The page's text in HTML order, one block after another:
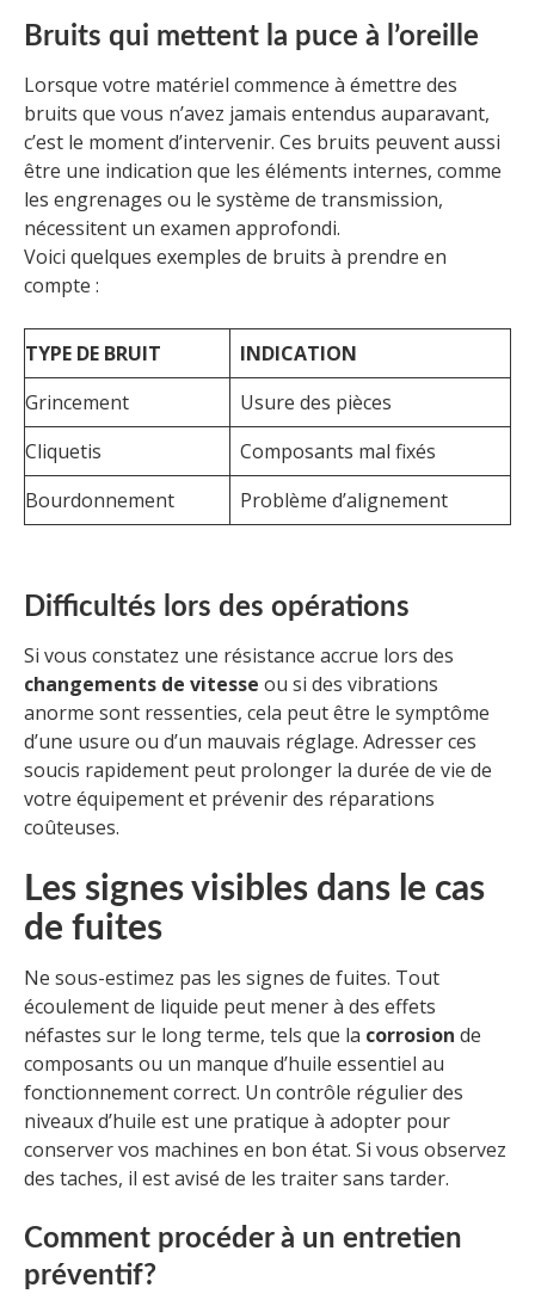
Bruits qui mettent la puce à l’oreille
Lorsque votre matériel commence à émettre des
bruits que vous n’avez jamais entendus auparavant,
c’est le moment d’intervenir. Ces bruits peuvent aussi
être une indication que les éléments internes, comme
les engrenages ou le système de transmission,
nécessitent un examen approfondi.
Voici quelques exemples de bruits à prendre en
compte :
TYPE DE BRUIT
INDICATION
Grincement
Usure des pièces
Cliquetis
Composants mal fixés
Bourdonnement
Problème d’alignement
Difficultés lors des opérations
Si vous constatez une résistance accrue lors des
changements de vitesse ou si des vibrations
anorme sont ressenties, cela peut être le symptôme
d’une usure ou d’un mauvais réglage. Adresser ces
soucis rapidement peut prolonger la durée de vie de
votre équipement et prévenir des réparations
coûteuses.
Les signes visibles dans le cas
de fuites
Ne sous-estimez pas les signes de fuites. Tout
écoulement de liquide peut mener à des effets
néfastes sur le long terme, tels que la corrosion de
composants ou un manque d’huile essentiel au
fonctionnement correct. Un contrôle régulier des
niveaux d’huile est une pratique à adopter pour
conserver vos machines en bon état. Si vous observez
des taches, il est avisé de les traiter sans tarder.
Comment procéder à un entretien
préventif?